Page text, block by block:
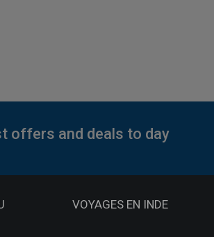
offers and deals to day
VOYAGES EN INDE